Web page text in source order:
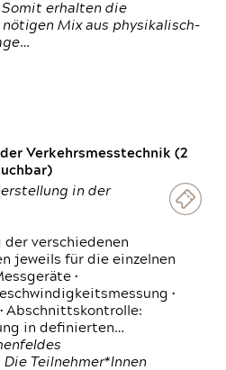
Somit erhalten die
nötigen Mix aus physikalisch-
Verkehrsmesstechnik (2
in der
der verschiedenen
jeweils für die einzelnen
•
•
Abschnittskontrolle:
in definierten…
Teilnehmer*Innen